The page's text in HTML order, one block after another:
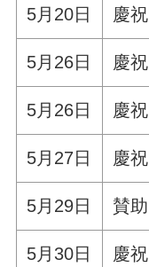
5月20日 慶祝
5月26日 慶祝
5月26日 慶祝
5月27日 慶祝
5月29日 賛助
5月30日 慶祝